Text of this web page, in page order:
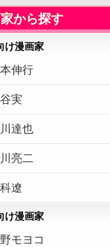
から探す
け漫画家
伸行
実
達也
亮二
遼
け漫画家
モヨコ